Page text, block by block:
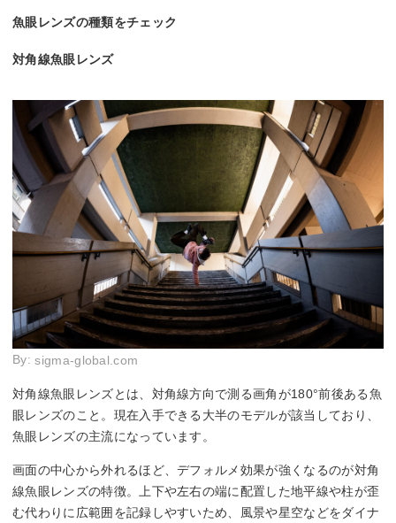
魚眼レンズの種類をチェック
対角線魚眼レンズ
By: sigma-global.com
対角線魚眼レンズとは、対角線方向で測る画角が180°前後ある魚
眼レンズのこと。現在入手できる大半のモデルが該当しており、
魚眼レンズの主流になっています。
画面の中心から外れるほど、デフォルメ効果が強くなるのが対角
線魚眼レンズの特徴。上下や左右の端に配置した地平線や柱が歪
む代わりに広範囲を記録しやすいため、風景や星空などをダイナ